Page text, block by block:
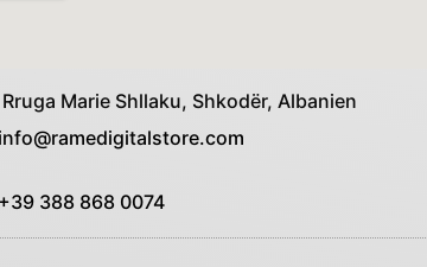
Rruga Marie Shllaku, Shkodër, Albanien
info@ramedigitalstore.com
+39 388 868 0074